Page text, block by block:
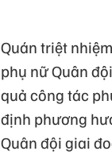
Quán triệt
phụ nữ Quân
quả công tác
định phương
Quân đội giai